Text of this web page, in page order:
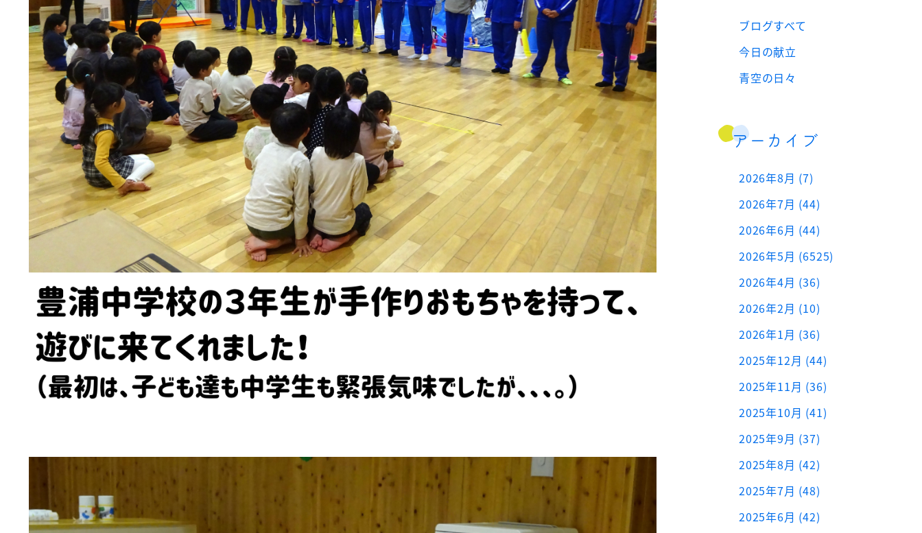
ブログすべて
今日の献立
青空の日々
アーカイブ
2026年8月 (7)
2026年7月 (44)
2026年6月 (44)
2026年5月 (6525)
2026年4月 (36)
2026年2月 (10)
2026年1月 (36)
2025年12月 (44)
2025年11月 (36)
2025年10月 (41)
2025年9月 (37)
2025年8月 (42)
2025年7月 (48)
2025年6月 (42)